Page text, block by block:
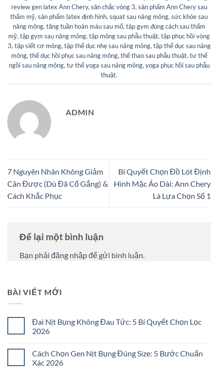
review gen latex Ann Chery,săn chắc vòng 3,sản phẩm Ann Chery sau
thẩm mỹ,sản phẩm latex định hình,squat sau nâng mông,sức khỏe sau
nâng mông,tăng tuần hoàn máu sau mổ,tập gym đúng cách sau thẩm
mỹ,tập gym sau nâng mông,tập mông sau phẫu thuật,tập phục hồi vòng
3,tập siết cơ mông,tập thể dục nhẹ sau nâng mông,tập thể dục sau nâng
mông,thể dục hồi phục sau nâng mông,thể thao sau phẫu thuật,tư thế
ngồi sau nâng mông,tư thế yoga sau nâng mông,yoga phục hồi sau phẫu
thuật.
ADMIN
7 Nguyên Nhân Không Giảm
Cân Được (Dù Đã Cố Gắng) &
Cách Khắc Phục
Bí Quyết Chọn Đồ Lót Định
Hình Mặc Áo Dài: Ann Chery
Là Lựa Chọn Số 1
Để lại một bình luận
Bạn phải đăng nhậpđể gửi bình luận.
BÀI VIẾT MỚI
Đai Nịt Bụng Không Đau Tức: 5 Bí Quyết Chọn Lọc
2026
bình
luận
ở
Cách Chọn Gen Nịt Bụng Đúng Size: 5 Bước Chuẩn
Xác 2026